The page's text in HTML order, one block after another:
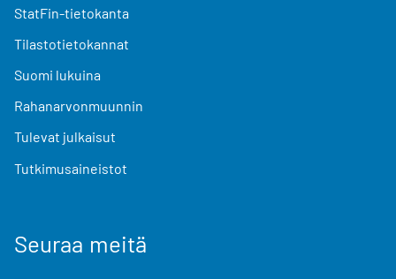
StatFin-tietokanta
Tilastotietokannat
Suomi lukuina
Rahanarvonmuunnin
Tulevat julkaisut
Tutkimusaineistot
Seuraa meitä